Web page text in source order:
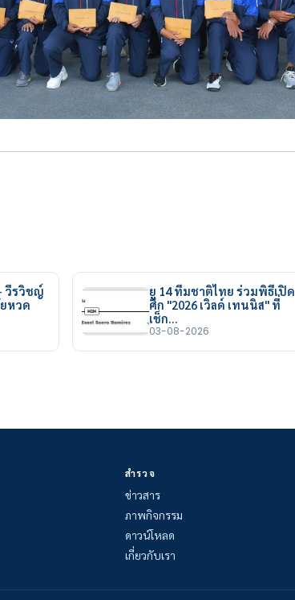
วีรวิชญ์
หวด
ยู 14 ทีมชาติไทย ร่วมพิธีเปิด
ศึก "2026 เวิลด์ เทนนิส" ที่
เช็ก…
03-08-2026
สำรวจ
ข่าวสาร
ภาพกิจกรรม
ดาวน์โหลด
เกี่ยวกับเรา